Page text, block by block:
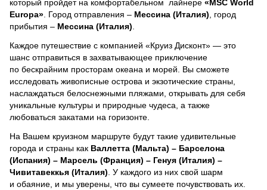
который пройдет на комфортабельном лайнере «MSC World
Europa» . Город отправления – Мессина (Италия) , город
прибытия – Мессина (Италия)
Каждое путешествие с компанией «Круиз Дисконт» — это
шанс отправиться в захватывающее приключение
по бескрайним просторам океана и морей. Вы сможете
исследовать живописные острова и экзотические страны,
наслаждаться белоснежными пляжами, открывать для себя
уникальные культуры и природные чудеса, а также
любоваться закатами на горизонте.
На Вашем круизном маршруте будут такие удивительные
города и страны как Валлетта (Мальта) – Барселона
(Испания) – Марсель (Франция) – Генуя (Италия) –
Чивитавеккья (Италия) . У каждого из них свой шарм
и обаяние, и мы уверены, что вы сумеете почувствовать их.